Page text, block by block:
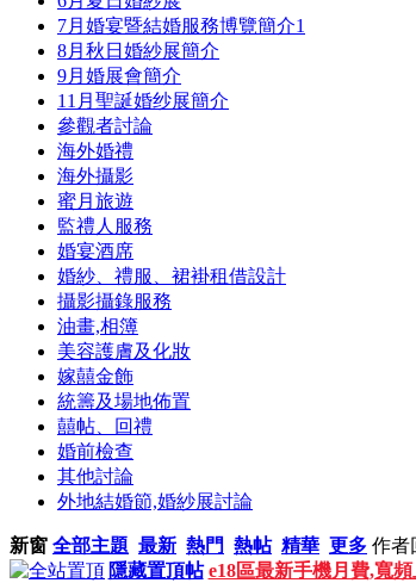
7月婚宴暨結婚服務博覽簡介1
8月秋日婚紗展簡介
9月婚展會簡介
11月聖誕婚纱展簡介
參觀者討論
海外婚禮
海外攝影
蜜月旅遊
監禮人服務
婚宴酒席
婚紗、禮服、裙褂租借設計
攝影攝錄服務
油畫,相簿
美容護膚及化妝
嫁囍金飾
統籌及場地佈置
囍帖、回禮
婚前檢查
其他討論
外地結婚節,婚紗展討論
新窗 全部主題 最新 熱門 熱帖 精華 更多 作者
隱藏置頂帖 e18區最新手機月費,寬